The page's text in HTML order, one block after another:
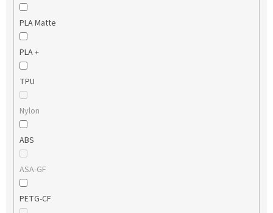
PLA Matte
PLA +
TPU
Nylon
ABS
ASA-GF
PETG-CF